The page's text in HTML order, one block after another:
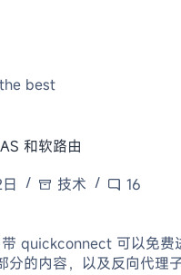
best
和软路由
技术 16
quickconnect 可以免
的内容，以及反向代理